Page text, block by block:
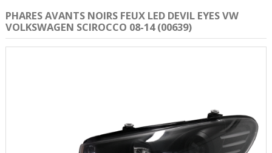
PHARES AVANTS NOIRS FEUX LED DEVIL EYES VW
VOLKSWAGEN SCIROCCO 08-14 (00639)